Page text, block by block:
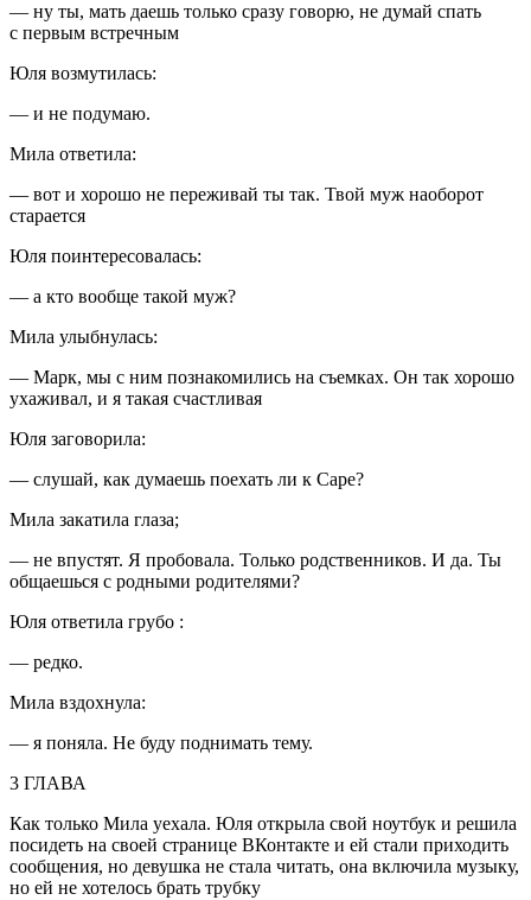
— ну ты, мать даешь только сразу говорю, не думай спать
с первым встречным
Юля возмутилась:
— и не подумаю.
Мила ответила:
— вот и хорошо не переживай ты так. Твой муж наоборот
старается
Юля поинтересовалась:
— а кто вообще такой муж?
Мила улыбнулась:
— Марк, мы с ним познакомились на съемках. Он так хорошо
ухаживал, и я такая счастливая
Юля заговорила:
— слушай, как думаешь поехать ли к Саре?
Мила закатила глаза;
— не впустят. Я пробовала. Только родственников. И да. Ты
общаешься с родными родителями?
Юля ответила грубо :
— редко.
Мила вздохнула:
— я поняла. Не буду поднимать тему.
3 ГЛАВА
Как только Мила уехала. Юля открыла свой ноутбук и решила
посидеть на своей странице ВКонтакте и ей стали приходить
сообщения, но девушка не стала читать, она включила музыку,
но ей не хотелось брать трубку